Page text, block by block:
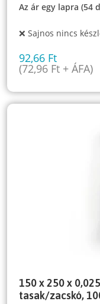
Az ár egy lapra (54
❌ Sajnos nincs
92,66 Ft
(72,96 Ft + ÁFA)
150 x 250 x
tasak/zacskó,